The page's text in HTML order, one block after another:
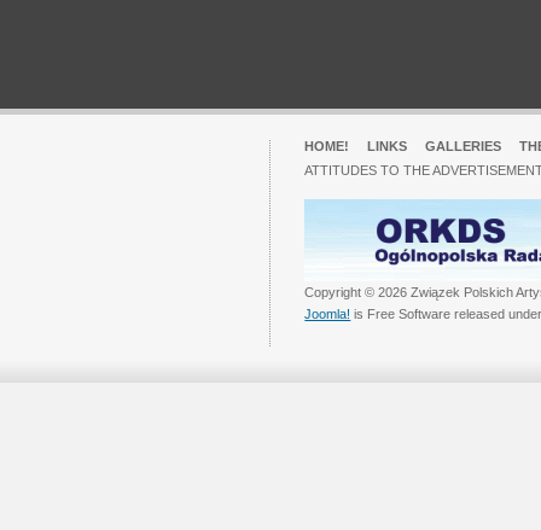
HOME! LINKS GALLERIES
ATTITUDES TO THE
Copyright © 2026 Związek Polskich
Joomla! is Free Software released